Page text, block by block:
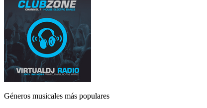
Géneros musicales más populares